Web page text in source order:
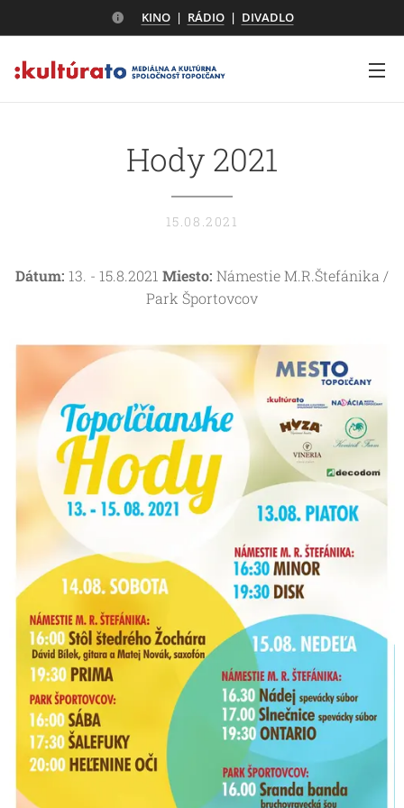
KINO| RÁDIO| DIVADLO
Hody 2021
15.08.2021
Dátum: 13. - 15.8.2021 Miesto: Námestie M.R.Štefánika /
Park Športovcov